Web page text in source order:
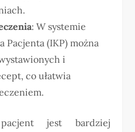
: W systemie
Pacjenta (IKP) można
i
co ułatwia
jest bardziej